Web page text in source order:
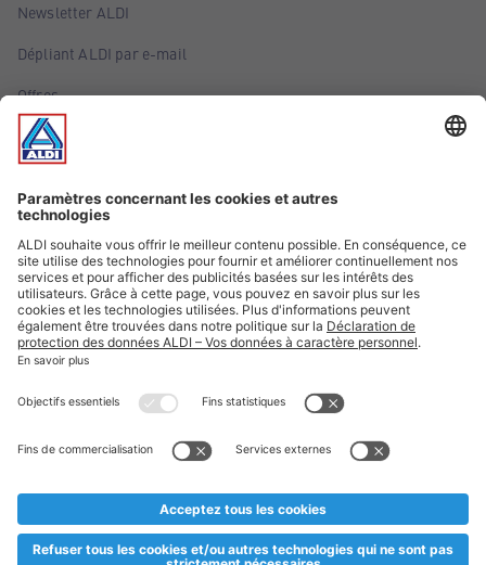
Newsletter ALDI
Dépliant ALDI par e-mail
Offres
Infos essentielles
Suivez ALDI Luxembourg
Textes marqués d'un astérisque et mentions légales
esoulaang bis de Stock eidel ass. Mir soen Iech Merci fir Äert
Planifikatioun ausverkaaft sollte sinn. De VALORLUX-Präis an
** Op dësem Site huet d'Benotze vun der männlecher Form eng
besser Liesbarkeet am Sënn an huet keng diskriminéierend